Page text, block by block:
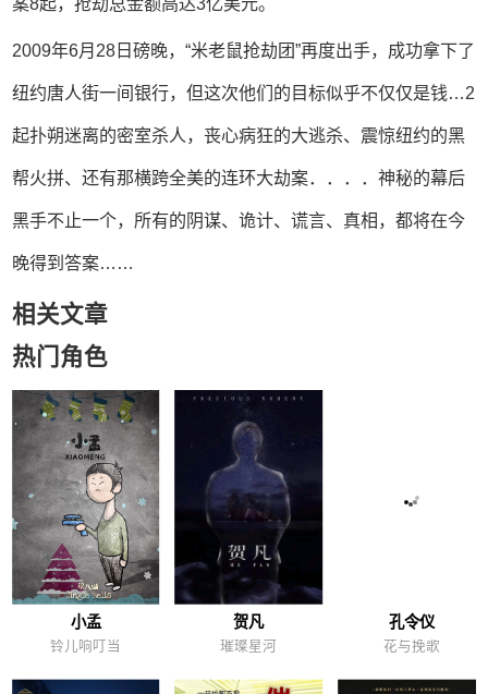
2009年6月28日磅晚，“米老鼠抢劫团”再度出手，成功拿下了
纽约唐人街一间银行，但这次他们的目标似乎不仅仅是钱…2
起扑朔迷离的密室杀人，丧心病狂的大逃杀、震惊纽约的黑
帮火拼、还有那横跨全美的连环大劫案．．．．神秘的幕后
黑手不止一个，所有的阴谋、诡计、谎言、真相，都将在今
晚得到答案……
相关文章
热门角色
小孟
铃儿响叮当
贺凡
璀璨星河
孔令仪
花与挽歌